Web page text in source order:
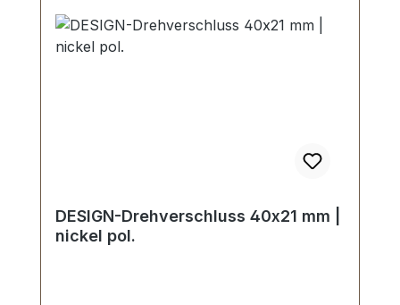
DESIGN-Drehverschluss 40x21 mm |
nickel pol.